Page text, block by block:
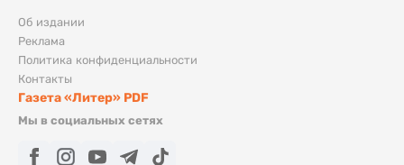
Об издании
Реклама
Политика конфиденциальности
Контакты
Газета «Литер» PDF
Мы в социальных сетях